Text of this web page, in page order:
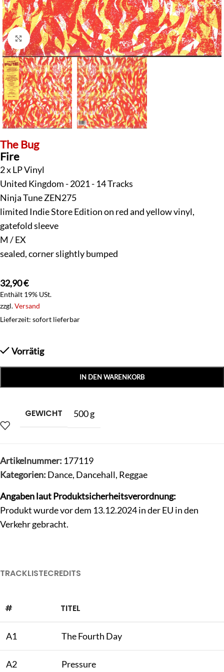
Klick zum Vergrößern
The Bug
Fire
2 x LP Vinyl
United Kingdom - 2021 - 14 Tracks
Ninja Tune ZEN275
limited Indie Store Edition on red and yellow vinyl,
gatefold sleeve
M / EX
sealed, corner slightly bumped
32,90€
Enthält 19% USt.
zzgl.Versand
Lieferzeit: sofort lieferbar
Vorrätig
IN DEN WARENKORB
GEWICHT 500 g
Artikelnummer: 177119
Kategorien: Dance, Dancehall, Reggae
Angaben laut Produktsicherheitsverordnung:
Produkt wurde vor dem 13.12.2024 in der EU in den
Verkehr gebracht.
TRACKLISTECREDITS
# TITEL
A1 The Fourth Day
A2 Pressure